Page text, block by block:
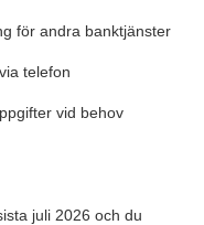
för andra banktjänster
telefon
vid behov
juli 2026 och du